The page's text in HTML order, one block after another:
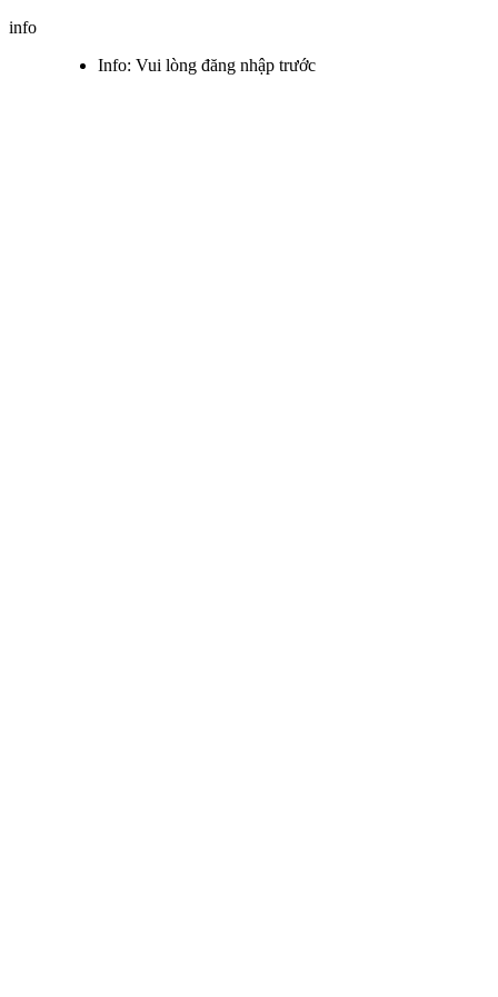
info
Info: Vui lòng đăng nhập trước